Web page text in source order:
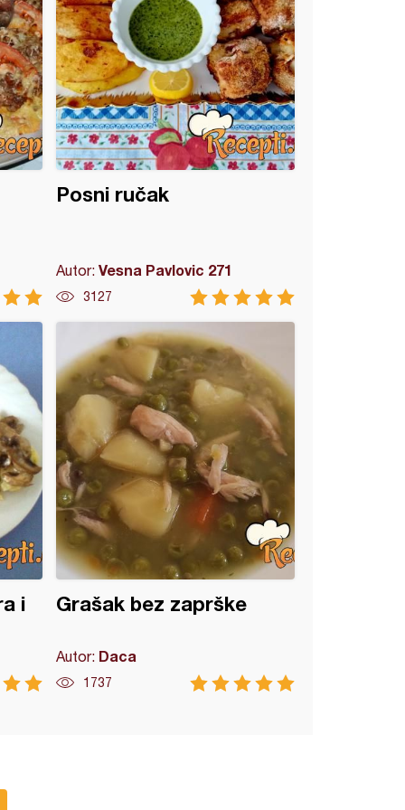
Posni ručak
Autor:Vesna Pavlovic 271
3127
i Grašak bez zaprške
Autor: Daca
1737